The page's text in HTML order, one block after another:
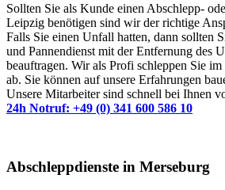
Sollten Sie als Kunde einen Abschlepp-
Leipzig benötigen sind wir der richtige
Falls Sie einen Unfall hatten, dann sollten
und Pannendienst mit der Entfernung des
beauftragen. Wir als Profi schleppen Sie
ab. Sie können auf unsere Erfahrungen
Unsere Mitarbeiter sind schnell bei Ihnen
24h Notruf: +49 (0) 341 600 586 10
Abschleppdienste in Merseburg